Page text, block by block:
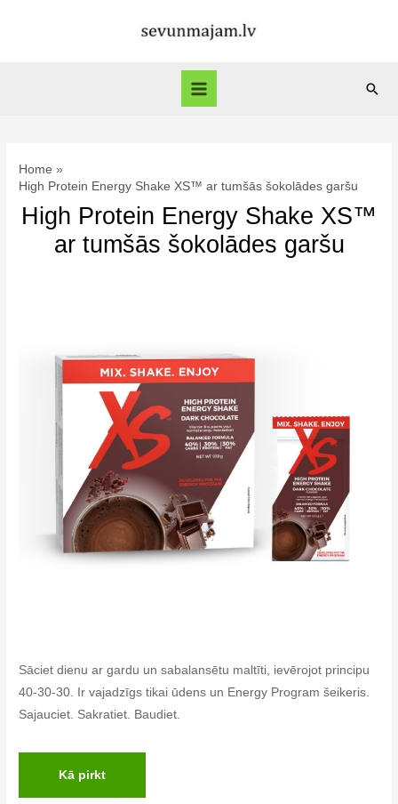
Main
Home
High Protein Energy Shake XS™ ar tumšās šokolādes garšu
High Protein Energy Shake XS™
ar tumšās šokolādes garšu
Sāciet dienu ar gardu un sabalansētu maltīti, ievērojot principu
40-30-30. Ir vajadzīgs tikai ūdens un Energy Program šeikeris.
Sajauciet. Sakratiet. Baudiet.
Kā pirkt